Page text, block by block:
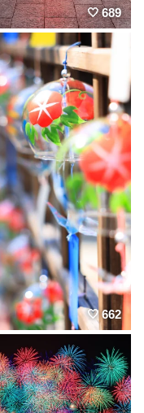
689
662